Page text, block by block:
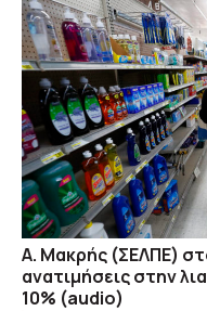
Α. Μακρής (ΣΕΛΠΕ)
ανατιμήσεις στην
10% (audio)